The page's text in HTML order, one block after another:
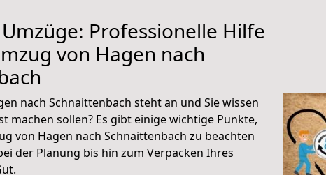
Professionelle Hilfe
von Hagen nach
nach Schnaittenbach steht an und Sie wissen
machen sollen? Es gibt einige wichtige Punkte,
von Hagen nach Schnaittenbach zu beachten
der Planung bis hin zum Verpacken Ihres